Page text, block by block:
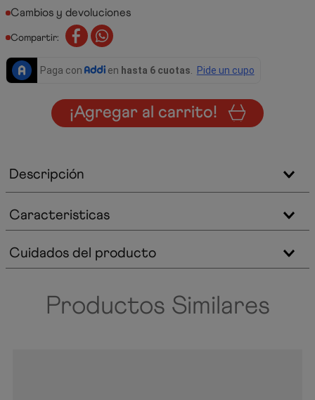
Cambios y devoluciones
Compartir:
¡Agregar al carrito!
Descripción
Caracteristicas
Cuidados del producto
Productos Similares